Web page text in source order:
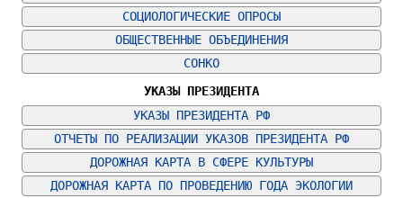
СОЦИОЛОГИЧЕСКИЕ ОПРОСЫ
ОБЩЕСТВЕННЫЕ ОБЪЕДИНЕНИЯ
СОНКО
УКАЗЫ ПРЕЗИДЕНТА
УКАЗЫ ПРЕЗИДЕНТА РФ
ОТЧЕТЫ ПО РЕАЛИЗАЦИИ УКАЗОВ ПРЕЗИДЕНТА РФ
ДОРОЖНАЯ КАРТА В СФЕРЕ КУЛЬТУРЫ
ДОРОЖНАЯ КАРТА ПО ПРОВЕДЕНИЮ ГОДА ЭКОЛОГИИ